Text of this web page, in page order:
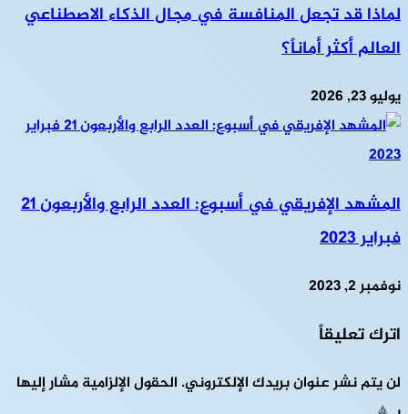
لماذا قد تجعل المنافسة في مجال الذكاء الاصطناعي
العالم أكثر أماناً؟
يوليو 23, 2026
المشهد الإفريقي في أسبوع: العدد الرابع والأربعون 21
فبراير 2023
نوفمبر 2, 2023
اترك تعليقاً
لن يتم نشر عنوان بريدك الإلكتروني. الحقول الإلزامية مشار إليها